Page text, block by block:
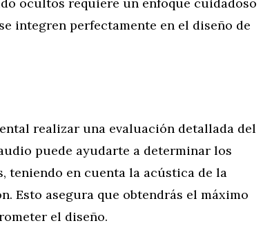
integren perfectamente en el diseño de
realizar una evaluación detallada del
puede ayudarte a determinar los
teniendo en cuenta la acústica de la
Esto asegura que obtendrás el máximo
el diseño.